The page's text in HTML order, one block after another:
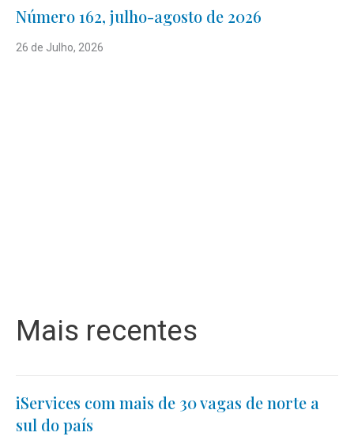
Número 162, julho-agosto de 2026
26 de Julho, 2026
Mais recentes
iServices com mais de 30 vagas de norte a
sul do país